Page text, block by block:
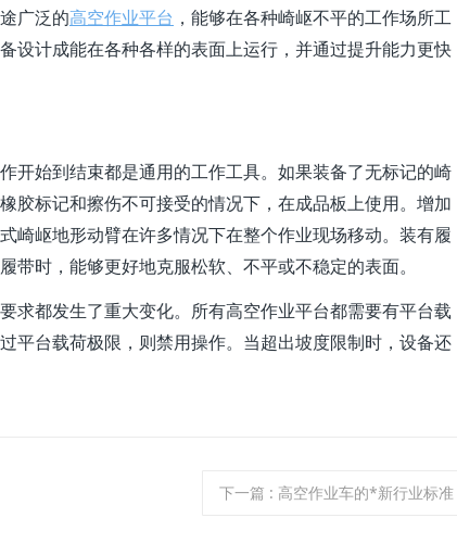
广泛的高空作业平台 ，能够在各种崎岖不平的工作场所工
设计成能在各种各样的表面上运行，并通过提升能力更快
开始到结束都是通用的工作工具。如果装备了无标记的崎
胶标记和擦伤不可接受的情况下，在成品板上使用。增加
崎岖地形动臂在许多情况下在整个作业现场移动。装有履
时，能够更好地克服松软、不平或不稳定的表面。
求都发生了重大变化。所有高空作业平台都需要有平台载
平台载荷极限，则禁用操作。当超出坡度限制时，设备还
下一篇 : 高空作业车的*新行业标准